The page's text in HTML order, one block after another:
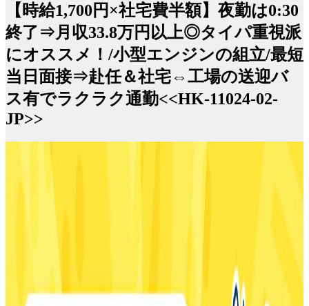
【時給1,700円×社宅費半額】夜勤は0:30
終了⇒月収33.8万円以上◎タイパ重視派
にオススメ！/小型エンジンの組立/最短
当日面接⇒赴任＆社宅⇔工場の送迎バ
ス有でラクラク通勤<<HK-11024-02-
JP>>